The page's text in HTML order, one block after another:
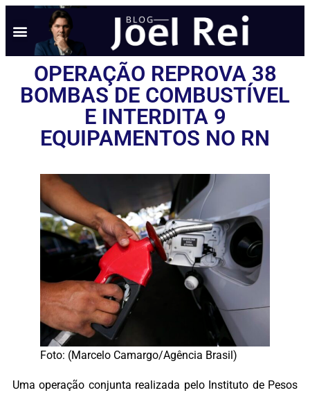
OPERAÇÃO REPROVA 38
BOMBAS DE COMBUSTÍVEL
E INTERDITA 9
EQUIPAMENTOS NO RN
Foto: (Marcelo Camargo/Agência Brasil)
Uma operação conjunta realizada pelo Instituto de Pesos